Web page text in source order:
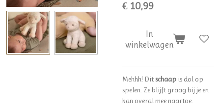
€ 10,99
In
winkelwagen
Mehhh! Ditschaap is dol op
spelen. Ze blijft graag bij je en
kan overal mee naartoe.